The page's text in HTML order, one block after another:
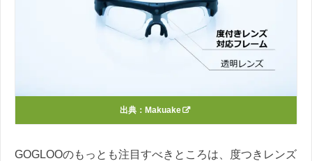
出典： Makuake
GOGLOOのもっとも注目すべきところは、度つきレンズ